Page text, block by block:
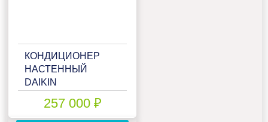
КОНДИЦИОНЕР
НАСТЕННЫЙ
DAIKIN
257 000 ₽